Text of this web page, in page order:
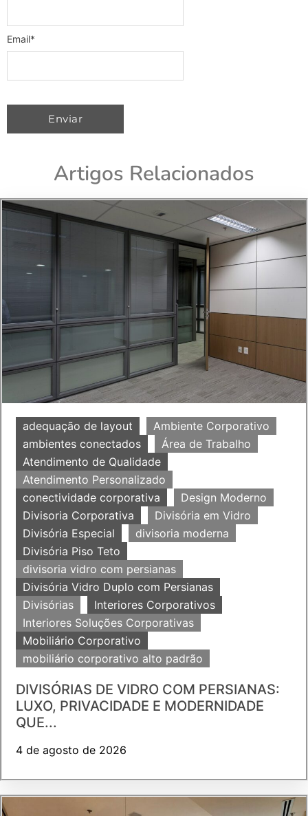
Email*
Artigos Relacionados
adequação de layout
Ambiente Corporativo
ambientes conectados
Área de Trabalho
Atendimento de Qualidade
Atendimento Personalizado
conectividade corporativa
Design Moderno
Divisoria Corporativa
Divisória em Vidro
Divisória Especial
divisoria moderna
Divisória Piso Teto
divisoria vidro com persianas
Divisória Vidro Duplo com Persianas
Divisórias
Interiores Corporativos
Interiores Soluções Corporativas
Mobiliário Corporativo
mobiliário corporativo alto padrão
DIVISÓRIAS DE VIDRO COM PERSIANAS:
LUXO, PRIVACIDADE E MODERNIDADE
QUE...
4 de agosto de 2026